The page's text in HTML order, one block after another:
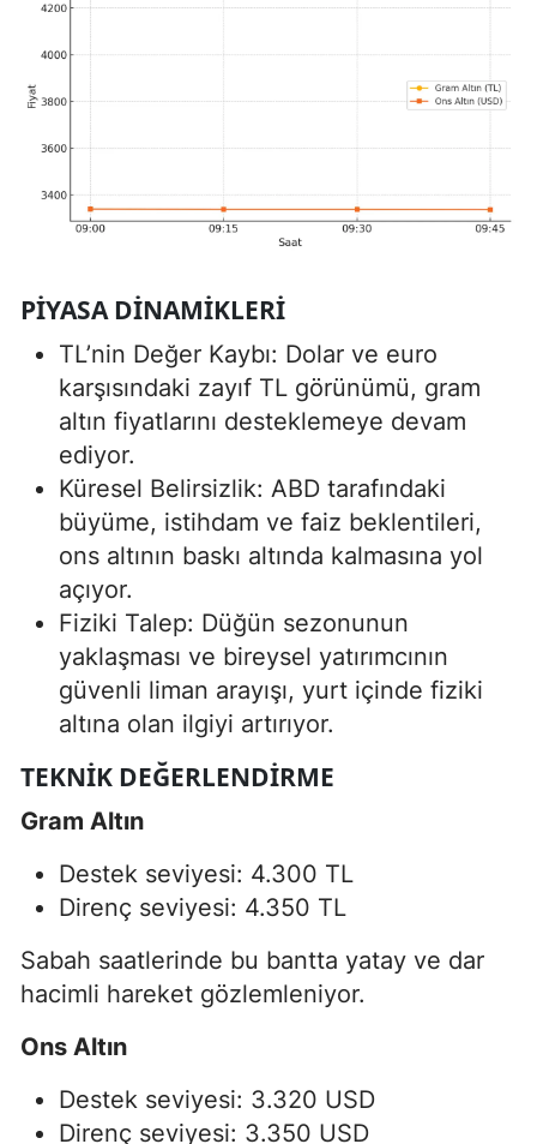
PIYASA DINAMIKLERI
TL’nin Değer Kaybı: Dolar ve euro
karşısındaki zayıf TL görünümü, gram
altın fiyatlarını desteklemeye devam
ediyor.
Küresel Belirsizlik: ABD tarafındaki
büyüme, istihdam ve faiz beklentileri,
ons altının baskı altında kalmasına yol
açıyor.
Fiziki Talep: Düğün sezonunun
yaklaşması ve bireysel yatırımcının
güvenli liman arayışı, yurt içinde fiziki
altına olan ilgiyi artırıyor.
TEKNIK DEĞERLENDIRME
Gram Altın
Destek seviyesi: 4.300 TL
Direnç seviyesi: 4.350 TL
Sabah saatlerinde bu bantta yatay ve dar
hacimli hareket gözlemleniyor.
Ons Altın
Destek seviyesi: 3.320 USD
Direnç seviyesi: 3.350 USD